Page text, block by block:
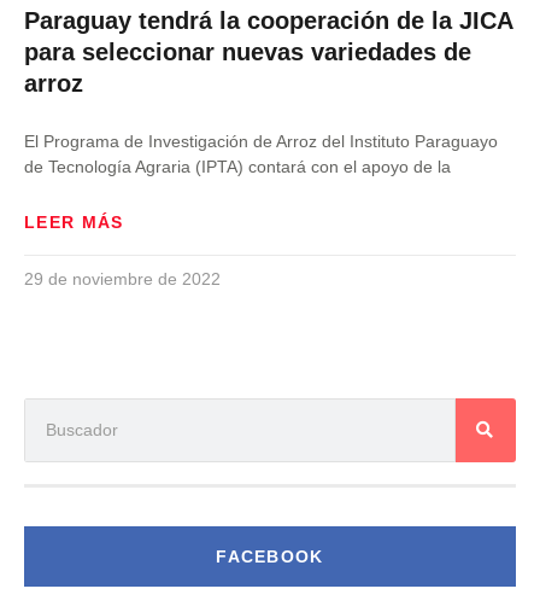
Paraguay tendrá la cooperación de la JICA
para seleccionar nuevas variedades de
arroz
El Programa de Investigación de Arroz del Instituto Paraguayo
de Tecnología Agraria (IPTA) contará con el apoyo de la
LEER MÁS
29 de noviembre de 2022
FACEBOOK